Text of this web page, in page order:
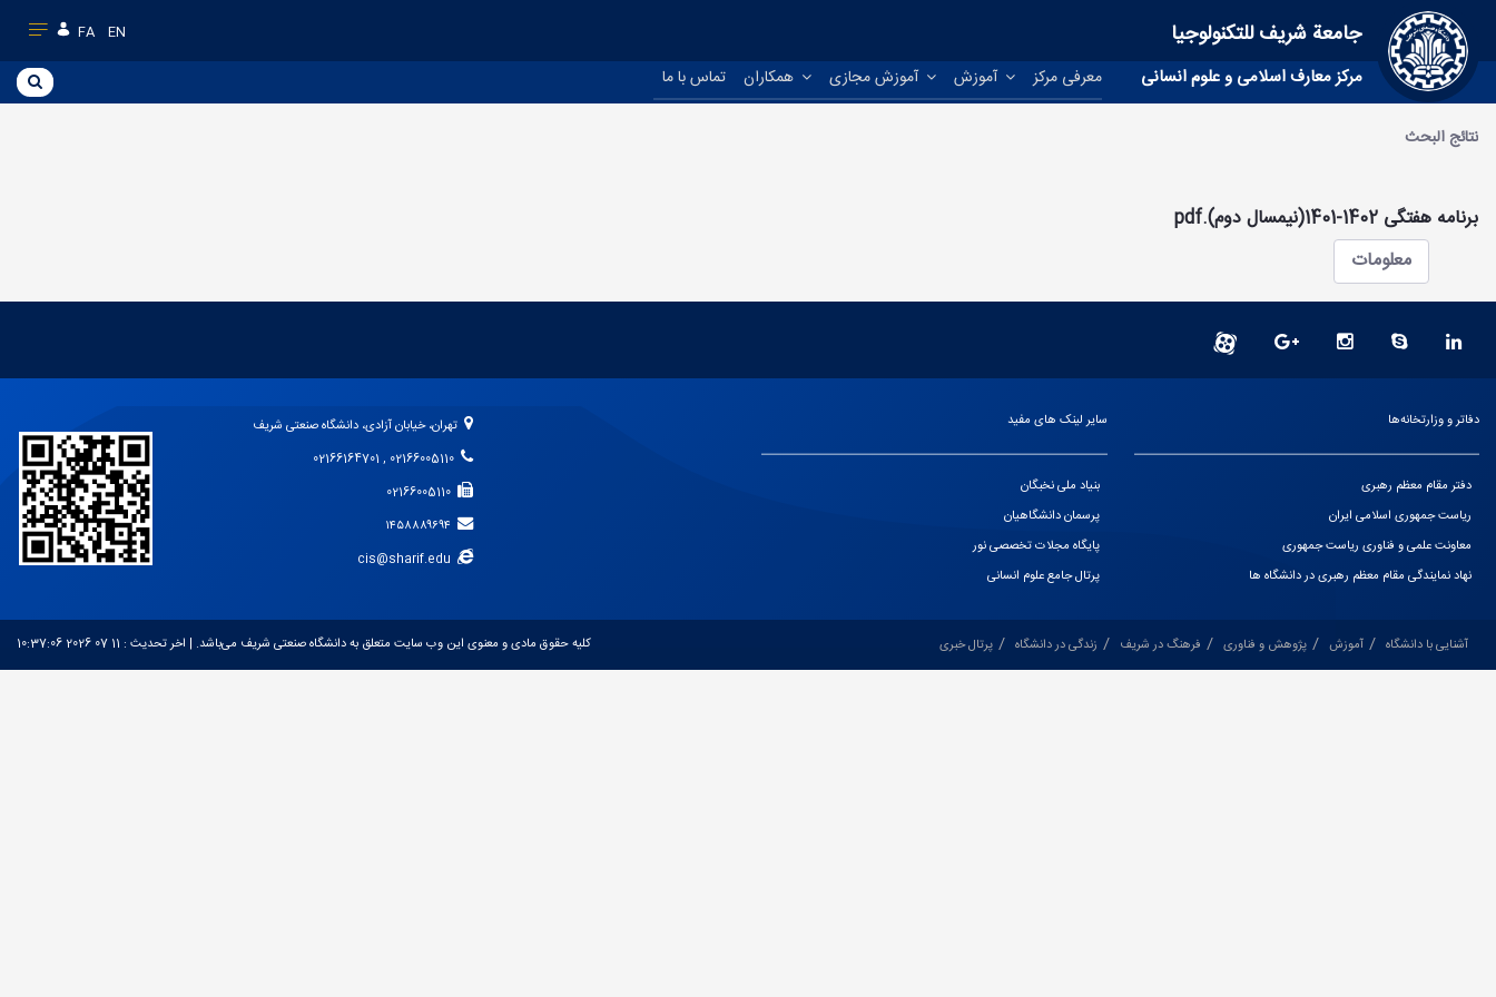
جامعة شريف للتكنولوجيا FA EN
مرکز معارف اسلامی و علوم انسانی معرفی مرکز آموزش آموزش مجازی همکاران تماس با ما
نتائج البحث
برنامه هفتگی 1402-1401(نیمسال دوم).pdf
معلومات
دفاتر و وزارتخانه‌ها
دفتر مقام معظم رهبری
ریاست جمهوری اسلامی ایران
معاونت علمی و فناوری ریاست جمهوری
نهاد نمایندگی مقام معظم رهبری در دانشگاه ها
سایر لینک های مفید
بنیاد ملی نخبگان
پرسمان دانشگاهیان
پایگاه مجلات تخصصی نور
پرتال جامع علوم انسانی
تهران، خیابان آزادی، دانشگاه صنعتی شریف
آشنایی با دانشگاه آموزش پژوهش و فناوری فرهنگ در شریف زندگی در دانشگاه پرتال خبری کلیه حقوق مادی و معنوی این وب سایت متعلق به دانشگاه صنعتی شریف می‌باشد. | اخر تحديث : 11 07 2026 10:37:06